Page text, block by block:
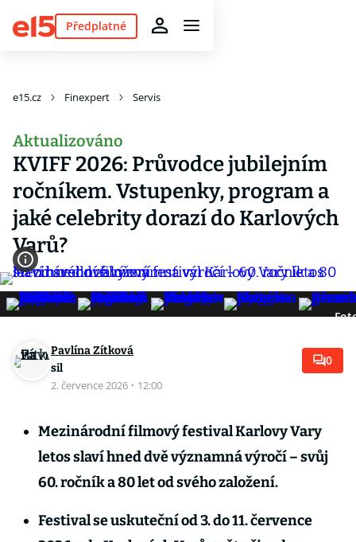
Předplatné
e15.cz Finexpert Servis
Aktualizováno
KVIFF 2026: Průvodce jubilejním
ročníkem. Vstupenky, program a
jaké celebrity dorazí do Karlových
Varů?
Pavlína Zítková
sil
2. července 2026 · 12:00
0
Mezinárodní filmový festival Karlovy Vary
letos slaví hned dvě významná výročí – svůj
60. ročník a 80 let od svého založení.
Festival se uskuteční od 3. do 11. července